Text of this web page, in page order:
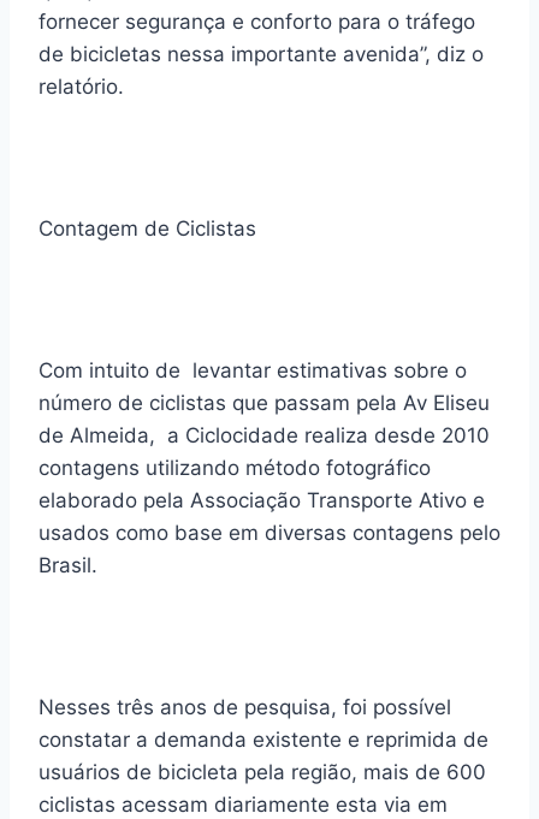
fornecer segurança e conforto para o tráfego
de bicicletas nessa importante avenida”, diz o
relatório.
Contagem de Ciclistas
Com intuito de levantar estimativas sobre o
número de ciclistas que passam pela Av Eliseu
de Almeida, a Ciclocidade realiza desde 2010
contagens utilizando método fotográfico
elaborado pela Associação Transporte Ativo e
usados como base em diversas contagens pelo
Brasil.
Nesses três anos de pesquisa, foi possível
constatar a demanda existente e reprimida de
usuários de bicicleta pela região, mais de 600
ciclistas acessam diariamente esta via em